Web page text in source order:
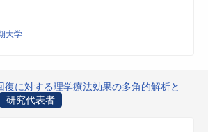
大学
復に対する理学療法効果の多角的解析と
研究代表者